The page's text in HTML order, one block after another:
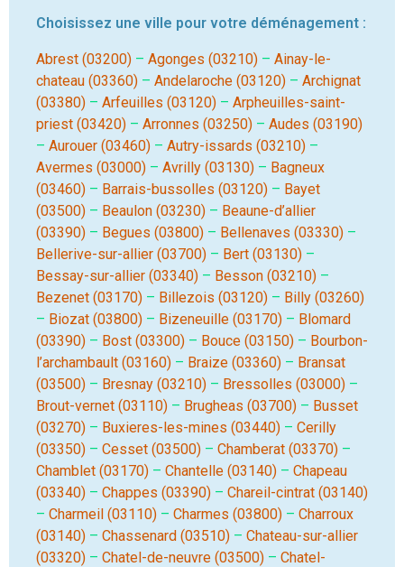
Choisissez une ville pour votre déménagement :
Abrest (03200) – Agonges (03210) – Ainay-le-
chateau (03360) – Andelaroche (03120) – Archignat
(03380) – Arfeuilles (03120) – Arpheuilles-saint-
priest (03420) – Arronnes (03250) – Audes (03190)
– Aurouer (03460) – Autry-issards (03210) –
Avermes (03000) – Avrilly (03130) – Bagneux
(03460) – Barrais-bussolles (03120) – Bayet
(03500) – Beaulon (03230) – Beaune-d’allier
(03390) – Begues (03800) – Bellenaves (03330) –
Bellerive-sur-allier (03700) – Bert (03130) –
Bessay-sur-allier (03340) – Besson (03210) –
Bezenet (03170) – Billezois (03120) – Billy (03260)
– Biozat (03800) – Bizeneuille (03170) – Blomard
(03390) – Bost (03300) – Bouce (03150) – Bourbon-
l’archambault (03160) – Braize (03360) – Bransat
(03500) – Bresnay (03210) – Bressolles (03000) –
Brout-vernet (03110) – Brugheas (03700) – Busset
(03270) – Buxieres-les-mines (03440) – Cerilly
(03350) – Cesset (03500) – Chamberat (03370) –
Chamblet (03170) – Chantelle (03140) – Chapeau
(03340) – Chappes (03390) – Chareil-cintrat (03140)
– Charmeil (03110) – Charmes (03800) – Charroux
(03140) – Chassenard (03510) – Chateau-sur-allier
(03320) – Chatel-de-neuvre (03500) – Chatel-